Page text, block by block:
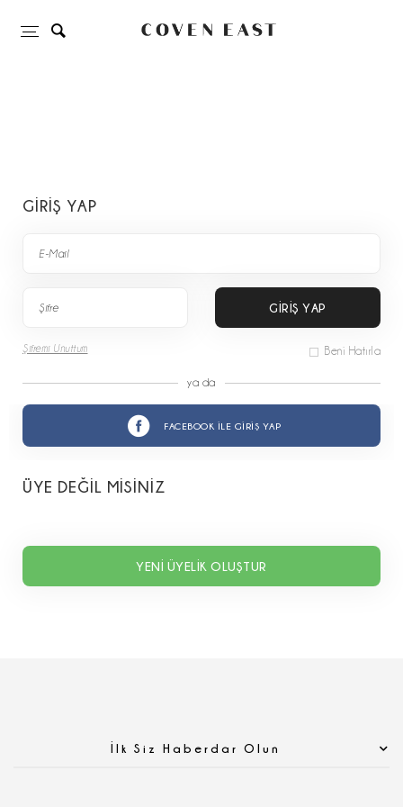
GİRİŞ YAP
GİRİŞ YAP
Şifremi Unuttum Beni Hatırla
ya da
FACEBOOK İLE GİRİŞ YAP
ÜYE DEĞİL MİSİNİZ
YENİ ÜYELİK OLUŞTUR
İlk Siz Haberdar Olun